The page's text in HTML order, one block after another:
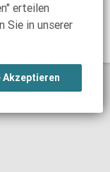
Impressum
erteilen
Sie in unserer
Akzeptieren